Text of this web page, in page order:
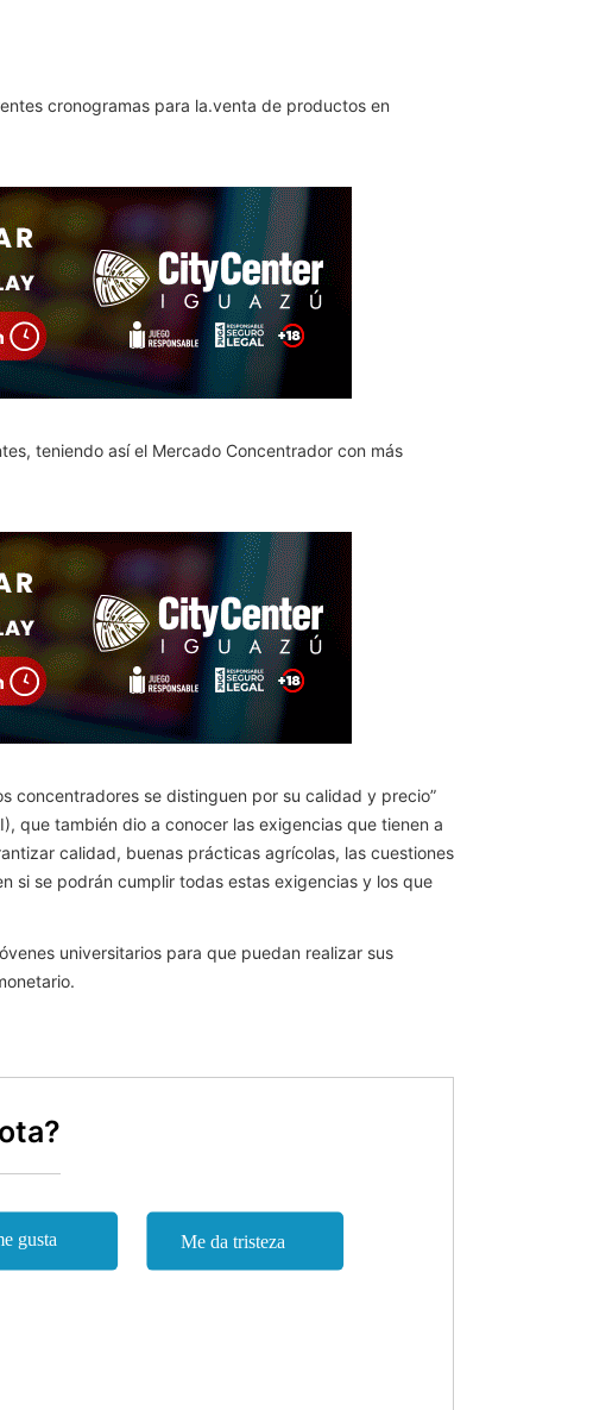
cronogramas para la.venta de productos en
teniendo así el Mercado Concentrador con más
concentradores se distinguen por su calidad y precio”
que también dio a conocer las exigencias que tienen a
calidad, buenas prácticas agrícolas, las cuestiones
si se podrán cumplir todas estas exigencias y los que
universitarios para que puedan realizar sus